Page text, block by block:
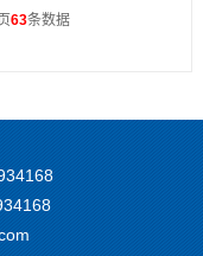
63条数据